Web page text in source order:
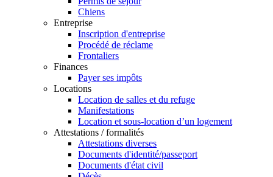
Chiens
Entreprise
Inscription d'entreprise
Procédé de réclame
Frontaliers
Finances
Payer ses impôts
Locations
Location de salles et du refuge
Manifestations
Location et sous-location d’un logement
Attestations / formalités
Attestations diverses
Documents d'identité/passeport
Documents d'état civil